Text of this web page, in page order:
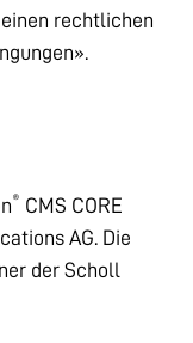
rechtlichen
».
® CMS CORE
AG. Die
der Scholl